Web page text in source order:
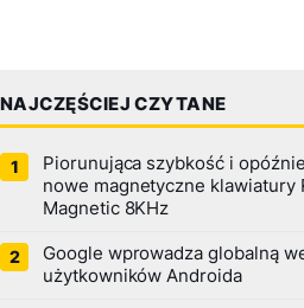
NAJCZĘŚCIEJ CZYTANE
Piorunująca szybkość i
nowe magnetyczne klawiatury
Magnetic 8KHz
Google wprowadza globalną
użytkowników Androida